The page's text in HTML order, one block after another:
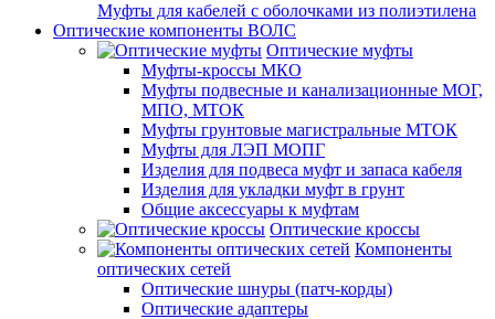
Муфты для кабелей с оболочками из полиэтилена
Оптические компоненты ВОЛС
Оптические муфты
Муфты-кроссы МКО
Муфты подвесные и канализационные МОГ,
МПО, МТОК
Муфты грунтовые магистральные МТОК
Муфты для ЛЭП МОПГ
Изделия для подвеса муфт и запаса кабеля
Изделия для укладки муфт в грунт
Общие аксессуары к муфтам
Оптические кроссы
Компоненты
оптических сетей
Оптические шнуры (патч-корды)
Оптические адаптеры